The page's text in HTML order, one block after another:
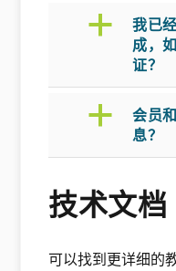
a
我已
成，
证？
a
会员
息？
技术文档
可以找到更详细的